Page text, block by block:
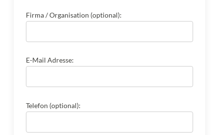
Firma / Organisation (optional):
E-Mail Adresse:
Telefon (optional):